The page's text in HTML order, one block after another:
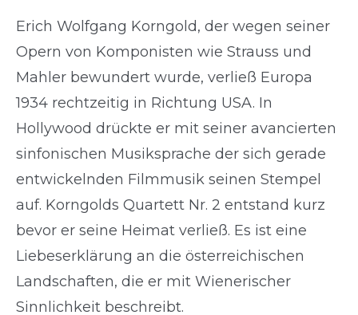
Erich Wolfgang Korngold, der wegen seiner
Opern von Komponisten wie Strauss und
Mahler bewundert wurde, verließ Europa
1934 rechtzeitig in Richtung USA. In
Hollywood drückte er mit seiner avancierten
sinfonischen Musiksprache der sich gerade
entwickelnden Filmmusik seinen Stempel
auf. Korngolds Quartett Nr. 2 entstand kurz
bevor er seine Heimat verließ. Es ist eine
Liebeserklärung an die österreichischen
Landschaften, die er mit Wienerischer
Sinnlichkeit beschreibt.